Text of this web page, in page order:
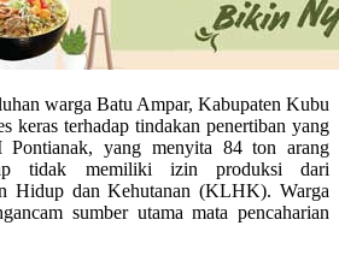
warga Batu Ampar, Kabupaten Kubu
keras terhadap tindakan penertiban yang
yang menyita 84 ton arang
tidak memiliki izin produksi dari
Hidup dan Kehutanan (KLHK). Warga
sumber utama mata pencaharian